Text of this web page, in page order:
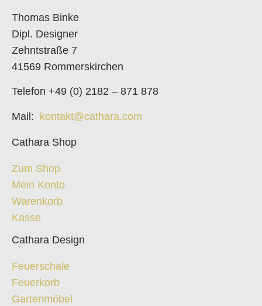
Thomas Binke
Dipl. Designer
Zehntstraße 7
41569 Rommerskirchen
Telefon +49 (0) 2182 – 871 878
Mail: kontakt@cathara.com
Cathara Shop
Zum Shop
Mein Konto
Warenkorb
Kasse
Cathara Design
Feuerschale
Feuerkorb
Gartenmöbel